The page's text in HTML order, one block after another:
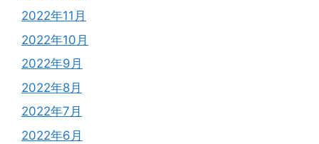
2022年11月
2022年10月
2022年9月
2022年8月
2022年7月
2022年6月